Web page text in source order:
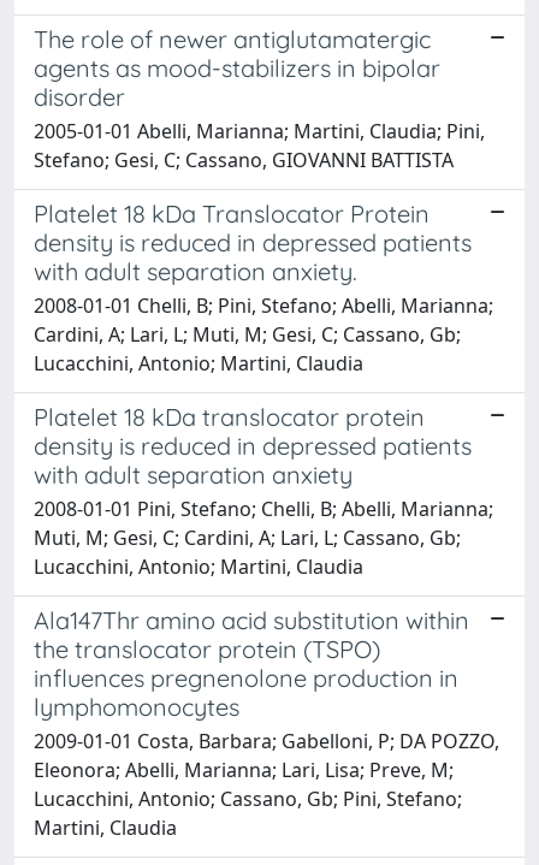
The role of newer antiglutamatergic
agents as mood-stabilizers in bipolar
disorder
2005-01-01 Abelli, Marianna; Martini, Claudia; Pini,
Stefano; Gesi, C; Cassano, GIOVANNI BATTISTA
Platelet 18 kDa Translocator Protein
density is reduced in depressed patients
with adult separation anxiety.
2008-01-01 Chelli, B; Pini, Stefano; Abelli, Marianna;
Cardini, A; Lari, L; Muti, M; Gesi, C; Cassano, Gb;
Lucacchini, Antonio; Martini, Claudia
Platelet 18 kDa translocator protein
density is reduced in depressed patients
with adult separation anxiety
2008-01-01 Pini, Stefano; Chelli, B; Abelli, Marianna;
Muti, M; Gesi, C; Cardini, A; Lari, L; Cassano, Gb;
Lucacchini, Antonio; Martini, Claudia
Ala147Thr amino acid substitution within
the translocator protein (TSPO)
influences pregnenolone production in
lymphomonocytes
2009-01-01 Costa, Barbara; Gabelloni, P; DA POZZO,
Eleonora; Abelli, Marianna; Lari, Lisa; Preve, M;
Lucacchini, Antonio; Cassano, Gb; Pini, Stefano;
Martini, Claudia